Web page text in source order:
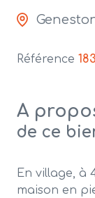
Référence
A
de ce
En village, à
maison en